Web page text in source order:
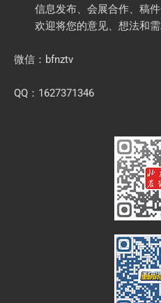
信息发布、会展合作、稿件
欢迎将您的意见、想法和需
微信：bfnztv
QQ：1627371346